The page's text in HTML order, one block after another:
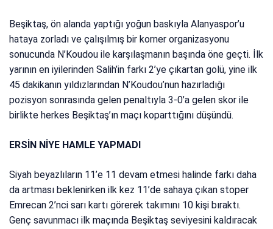
Beşiktaş, ön alanda yaptığı yoğun baskıyla Alanyaspor’u
hataya zorladı ve çalışılmış bir korner organizasyonu
sonucunda N’Koudou ile karşılaşmanın başında öne geçti. İlk
yarının en iyilerinden Salih’in farkı 2’ye çıkartan golü, yine ilk
45 dakikanın yıldızlarından N’Koudou’nun hazırladığı
pozisyon sonrasında gelen penaltıyla 3-0’a gelen skor ile
birlikte herkes Beşiktaş’ın maçı koparttığını düşündü.
ERSİN NİYE HAMLE YAPMADI
Siyah beyazlıların 11’e 11 devam etmesi halinde farkı daha
da artması beklenirken ilk kez 11’de sahaya çıkan stoper
Emrecan 2’nci sarı kartı görerek takımını 10 kişi bıraktı.
Genç savunmacı ilk maçında Beşiktaş seviyesini kaldıracak